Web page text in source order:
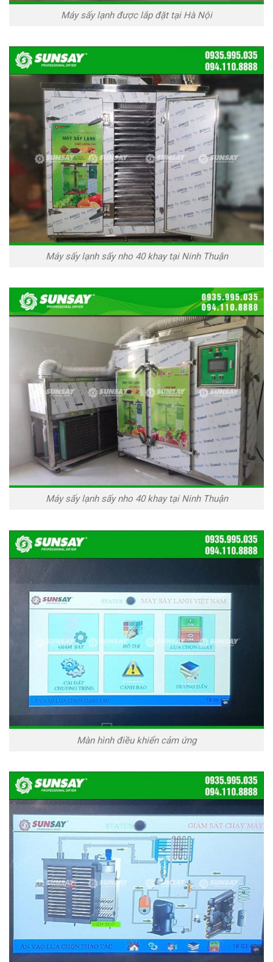
Máy sấy lạnh được lắp đặt tại Hà Nội
Máy sấy lạnh sấy nho 40 khay tại Ninh Thuận
Máy sấy lạnh sấy nho 40 khay tại Ninh Thuận
Màn hình điều khiển cảm ứng